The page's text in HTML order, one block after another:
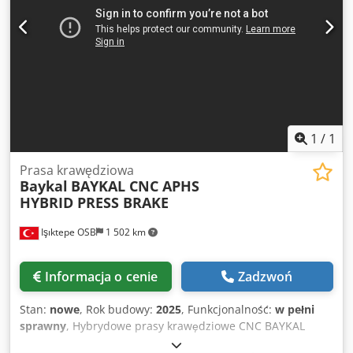
1 / 1
Işıktepe OSB 1 502 km
Prasa krawędziowa
Baykal BAYKAL CNC APHS
HYBRID PRESS BRAKE
Informacja o cenie Zadzwoń
Stan: nowe, Rok budowy: 2025, Funkcjonalność: w pełni
sprawny, Hybrydowe prasy krawędziowe CNC BAYKAL
łączą w sobie wszystkie zalety hydraulicznych i całkowicie